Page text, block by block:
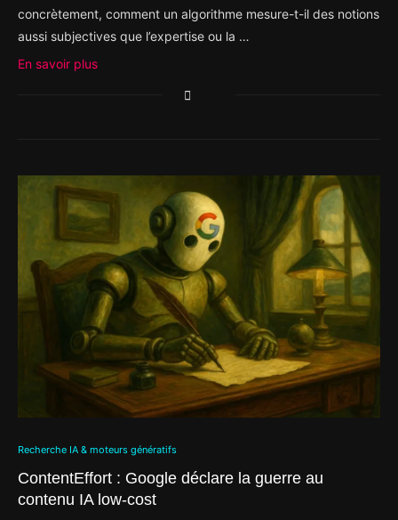
concrètement, comment un algorithme mesure-t-il des notions
aussi subjectives que l’expertise ou la …
En savoir plus
Recherche IA & moteurs génératifs
ContentEffort : Google déclare la guerre au
contenu IA low-cost